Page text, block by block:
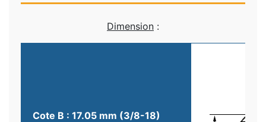
Dimension :
Cote B : 17.05 mm (3/8-18)